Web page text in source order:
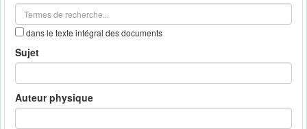
dans le texte intégral des documents
Sujet
Auteur physique